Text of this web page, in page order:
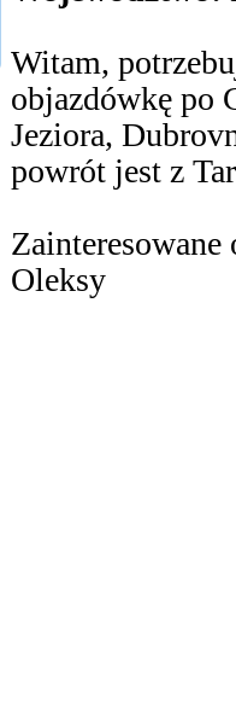
Witam,
objazdówkę po
Jeziora,
powrót jest z
Oleksy